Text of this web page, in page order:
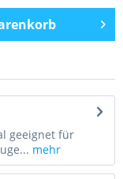
geeignet für
mehr